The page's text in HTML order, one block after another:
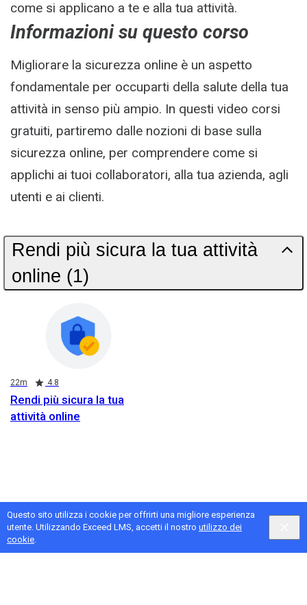
Questo sito utilizza i cookie per offrirti una migliore esperienza
utente. Utilizzando Exceed LMS, accetti il nostro utilizzo dei
cookie.
come si applicano a te e alla tua attività.
Informazioni su questo corso
Migliorare la sicurezza online è un aspetto
fondamentale per occuparti della salute della tua
attività in senso più ampio. In questi video corsi
gratuiti, partiremo dalle nozioni di base sulla
sicurezza online, per comprendere come si
applichi ai tuoi collaboratori, alla tua azienda, agli
utenti e ai clienti.
Rendi più sicura la tua attività
online (1)
Rendi più sicura la tua
attività online
Durata
22m
Valutazione 4.8